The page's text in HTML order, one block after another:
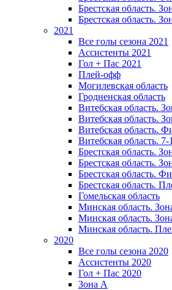
Брестская область.
Брестская область.
2021
Все голы сезона 2021
Ассистенты 2021
Гол + Пас 2021
Плей-офф
Могилевская область
Гродненская область
Витебская область.
Витебская область.
Витебская область.
Витебская область. 7-
Брестская область.
Брестская область.
Брестская область.
Брестская область.
Гомельская область
Минская область.
Минская область.
Минская область.
2020
Все голы сезона 2020
Ассистенты 2020
Гол + Пас 2020
Зона А